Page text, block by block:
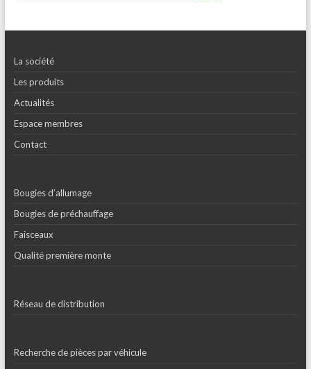
La société
Les produits
Actualités
Espace membres
Contact
Bougies d’allumage
Bougies de préchauffage
Faisceaux
Qualité première monte
Réseau de distribution
Recherche de pièces par véhicule